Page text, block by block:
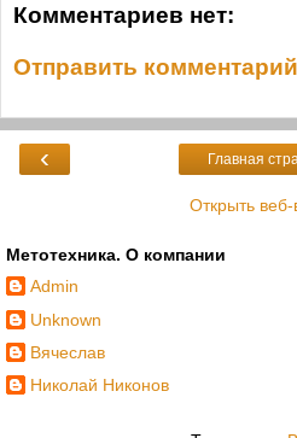
Комментариев нет:
Отправить комментарий
‹ Главная
Открыть
Метотехника. О компании
Admin
Unknown
Вячеслав
Николай Никонов